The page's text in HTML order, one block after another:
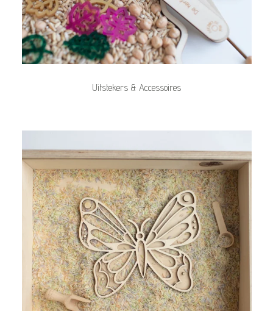
Uitstekers & Accessoires